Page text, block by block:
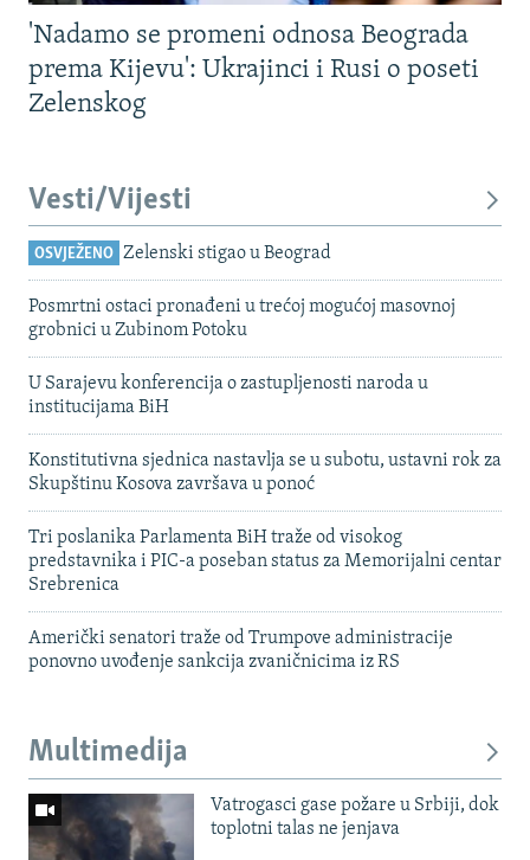
'Nadamo se promeni odnosa Beograda
prema Kijevu': Ukrajinci i Rusi o poseti
Zelenskog
Vesti/Vijesti
OSVJEŽENO Zelenski stigao u Beograd
Posmrtni ostaci pronađeni u trećoj mogućoj masovnoj
grobnici u Zubinom Potoku
U Sarajevu konferencija o zastupljenosti naroda u
institucijama BiH
Konstitutivna sjednica nastavlja se u subotu, ustavni rok za
Skupštinu Kosova završava u ponoć
Tri poslanika Parlamenta BiH traže od visokog
predstavnika i PIC-a poseban status za Memorijalni centar
Srebrenica
Američki senatori traže od Trumpove administracije
ponovno uvođenje sankcija zvaničnicima iz RS
Multimedija
Vatrogasci gase požare u Srbiji, dok
toplotni talas ne jenjava